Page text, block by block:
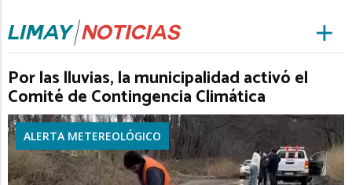
Por las lluvias, la municipalidad activó el
Comité de Contingencia Climática
ALERTA METEREOLÓGICO